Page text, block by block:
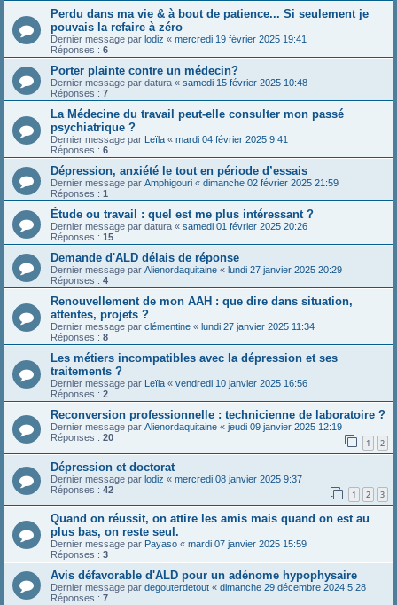
Perdu dans ma vie & à bout de patience... Si seulement je
pouvais la refaire à zéro
Dernier message par lodiz « mercredi 19 février 2025 19:41
Réponses : 6
Porter plainte contre un médecin?
Dernier message par datura « samedi 15 février 2025 10:48
Réponses : 7
La Médecine du travail peut-elle consulter mon passé
psychiatrique ?
Dernier message par Leïla « mardi 04 février 2025 9:41
Réponses : 6
Dépression, anxiété le tout en période d’essais
Dernier message par Amphigouri « dimanche 02 février 2025 21:59
Réponses : 1
Étude ou travail : quel est me plus intéressant ?
Dernier message par datura « samedi 01 février 2025 20:26
Réponses : 15
Demande d'ALD délais de réponse
Dernier message par Alienordaquitaine « lundi 27 janvier 2025 20:29
Réponses : 4
Renouvellement de mon AAH : que dire dans situation,
attentes, projets ?
Dernier message par clémentine « lundi 27 janvier 2025 11:34
Réponses : 8
Les métiers incompatibles avec la dépression et ses
traitements ?
Dernier message par Leïla « vendredi 10 janvier 2025 16:56
Réponses : 2
Reconversion professionnelle : technicienne de laboratoire ?
Dernier message par Alienordaquitaine « jeudi 09 janvier 2025 12:19
Réponses : 20 1 2
Dépression et doctorat
Dernier message par lodiz « mercredi 08 janvier 2025 9:37
Réponses : 42 1 2 3
Quand on réussit, on attire les amis mais quand on est au
plus bas, on reste seul.
Dernier message par Payaso « mardi 07 janvier 2025 15:59
Réponses : 3
Avis défavorable d'ALD pour un adénome hypophysaire
Dernier message par degouterdetout « dimanche 29 décembre 2024 5:28
Réponses : 7